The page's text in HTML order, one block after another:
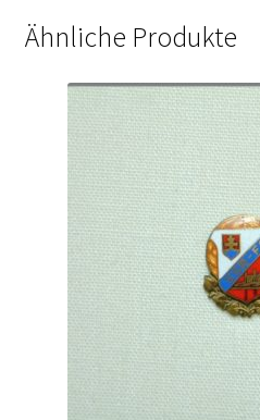
Ähnliche Produkte